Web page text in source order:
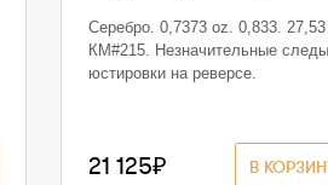
Серебро. 0,7373 oz. 0,833. 27,53
КМ#215. Незначительные следы
юстировки на реверсе.
В
21 125₽